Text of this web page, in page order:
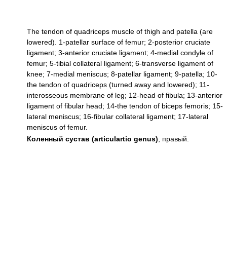
The tendon of quadriceps muscle of thigh and patella (are
lowered). 1-patellar surface of femur; 2-posterior cruciate
ligament; 3-anterior cruciate ligament; 4-medial condyle of
femur; 5-tibial collateral ligament; 6-transverse ligament of
knee; 7-medial meniscus; 8-patellar ligament; 9-patella; 10-
the tendon of quadriceps (turned away and lowered); 11-
interosseous membrane of leg; 12-head of fibula; 13-anterior
ligament of fibular head; 14-the tendon of biceps femoris; 15-
lateral meniscus; 16-fibular collateral ligament; 17-lateral
meniscus of femur.
Коленный сустав (articulartio genus) , правый.